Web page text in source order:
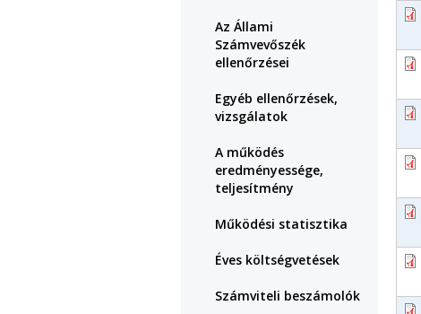
Az Állami
Számvevőszék
ellenőrzései
Egyéb ellenőrzések,
vizsgálatok
A működés
eredményessége,
teljesítmény
Működési statisztika
Éves költségvetések
Számviteli beszámolók